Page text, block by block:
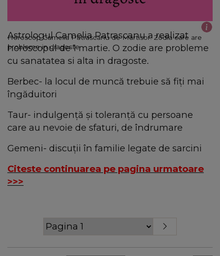
Horoscop Camelia Patrascanu de Martisor. Zodia care are
probleme in dragoste
Astrologul Camelia Patrascanu a realizat
horoscopul de 1 martie. O zodie are probleme
cu sanatatea si alta in dragoste.
Berbec- la locul de muncă trebuie să fiţi mai
îngăduitori
Taur- indulgenţă şi toleranţă cu persoane
care au nevoie de sfaturi, de îndrumare
Gemeni- discuţii în familie legate de sarcini
Citeste continuarea pe pagina urmatoare
>>>